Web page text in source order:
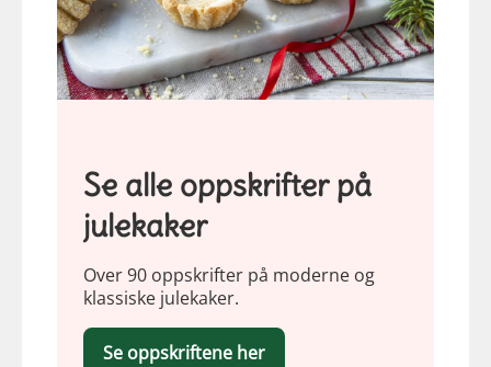
Se alle oppskrifter på
julekaker
Over 90 oppskrifter på moderne og
klassiske julekaker.
Se oppskriftene her